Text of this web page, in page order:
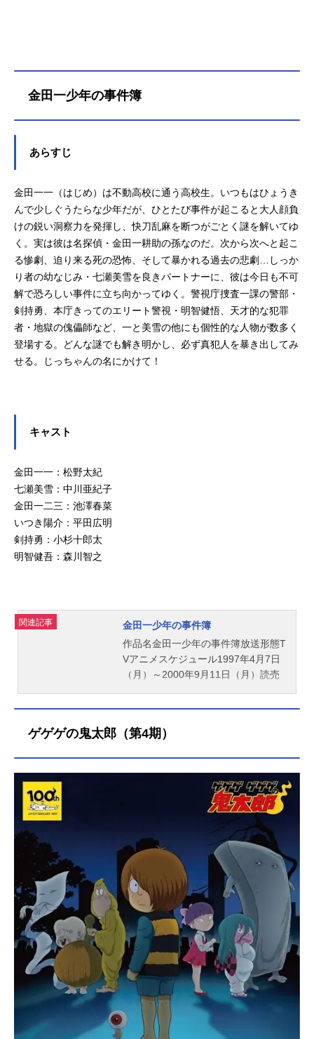
金田一少年の事件簿
あらすじ
金田一一（はじめ）は不動高校に通う高校生。いつもはひょうき
んで少しぐうたらな少年だが、ひとたび事件が起こると大人顔負
けの鋭い洞察力を発揮し、快刀乱麻を断つがごとく謎を解いてゆ
く。実は彼は名探偵・金田一耕助の孫なのだ。次から次へと起こ
る惨劇、迫り来る死の恐怖、そして暴かれる過去の悲劇…しっか
り者の幼なじみ・七瀬美雪を良きパートナーに、彼は今日も不可
解で恐ろしい事件に立ち向かってゆく。警視庁捜査一課の警部・
剣持勇、本庁きってのエリート警視・明智健悟、天才的な犯罪
者・地獄の傀儡師など、一と美雪の他にも個性的な人物が数多く
登場する。どんな謎でも解き明かし、必ず真犯人を暴き出してみ
せる。じっちゃんの名にかけて！
キャスト
金田一一：松野太紀
七瀬美雪：中川亜紀子
金田一二三：池澤春菜
いつき陽介：平田広明
剣持勇：小杉十郎太
明智健吾：森川智之
関連記事
金田一少年の事件簿
作品名金田一少年の事件簿放送形態T
Vアニメスケジュール1997年4月7日
（月）～2000年9月11日（月）読売
川智之速水玲香：飯塚雅弓佐木竜
羽剛高遠遙一：小野健一怪盗紳士：
百々麻子スタッフ原案：天樹征丸原
作：金成陽三郎漫画：さとうふみや
(講談社「週刊少年マガジン」連載)制
作：東映アニメーション株式会社公
開開始年＆季節1997秋アニメ(C)天樹
征丸・金成陽三郎・さとうふみや／
講談社・東映アニメーション『金田
一少年の事件簿』公式サイト 「金田
一少年の事件簿」のグッズを探す動
画配信情報【PR】※本ページは動画
配信サービスのプロモーションが含
まれています。※詳細や最新の配信
情報は配信サービス公式サイトをご
確認ください。DMMTV月額550円
（税込）で新作アニメから懐かしの
名作まで見放題の「DMMTV」。マル
ゲゲゲの鬼太郎（第4期）